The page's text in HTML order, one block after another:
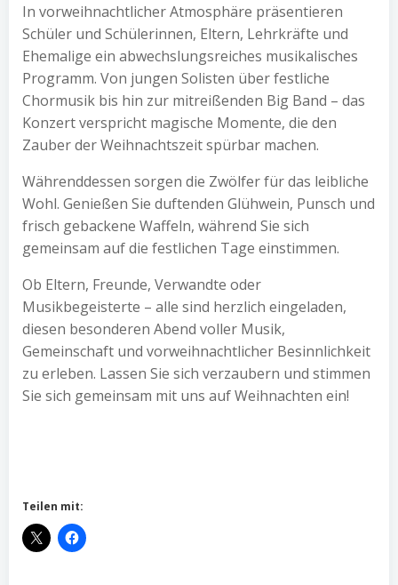
In vorweihnachtlicher Atmosphäre präsentieren
Schüler und Schülerinnen, Eltern, Lehrkräfte und
Ehemalige ein abwechslungsreiches musikalisches
Programm. Von jungen Solisten über festliche
Chormusik bis hin zur mitreißenden Big Band – das
Konzert verspricht magische Momente, die den
Zauber der Weihnachtszeit spürbar machen.
Währenddessen sorgen die Zwölfer für das leibliche
Wohl. Genießen Sie duftenden Glühwein, Punsch und
frisch gebackene Waffeln, während Sie sich
gemeinsam auf die festlichen Tage einstimmen.
Ob Eltern, Freunde, Verwandte oder
Musikbegeisterte – alle sind herzlich eingeladen,
diesen besonderen Abend voller Musik,
Gemeinschaft und vorweihnachtlicher Besinnlichkeit
zu erleben. Lassen Sie sich verzaubern und stimmen
Sie sich gemeinsam mit uns auf Weihnachten ein!
Teilen mit: